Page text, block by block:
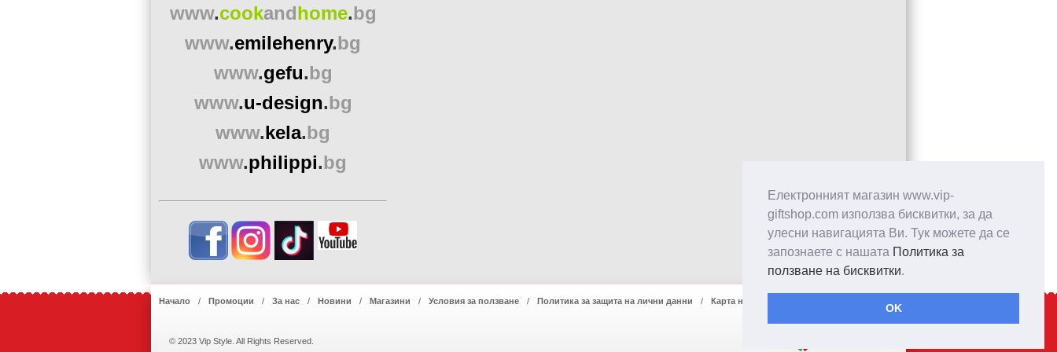
Електронният магазин www.vip-
giftshop.com използва бисквитки, за да
улесни навигацията Ви. Тук можете да се
запознаете с нашата Политика за
ползване на бисквитки.
OK
www.cookandhome.bg
www.emilehenry.bg
www.gefu.bg
www.u-design.bg
www.kela.bg
www.philippi.bg
Начало Промоции За нас Новини Магазини Условия за ползване Политика за защита на лични данни Карта на сайта
© 2023 Vip Style. All Rights Reserved.